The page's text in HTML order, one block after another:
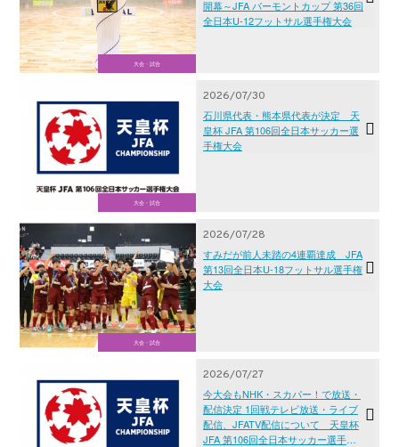
大会・試合
開幕～JFA バーモントカップ 第36回
全日本U-12フットサル選手権大会
大会・試合
2026/07/30
石川県代表・熊本県代表が決定 天
皇杯 JFA 第106回全日本サッカー選
手権大会
大会・試合
2026/07/28
すみだが前人未踏の4連覇達成 JFA
第13回全日本U-18フットサル選手権
大会
2026/07/27
今大会もNHK・スカパー！で放送・
配信決定 1回戦テレビ放送・ライブ
配信、JFATV配信について 天皇杯
JFA 第106回全日本サッカー選手権